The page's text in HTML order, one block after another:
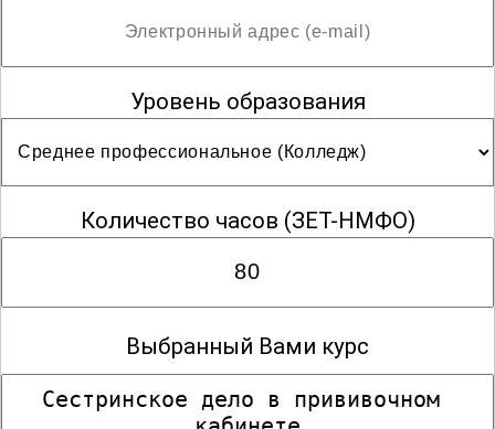
Уровень образования
Количество часов (ЗЕТ-НМФО)
Выбранный Вами курс